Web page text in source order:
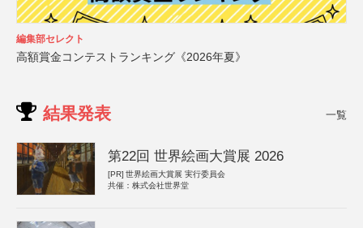
編集部セレクト
高額賞金コンテストランキング《2026年夏》
結果発表 一覧
第22回 世界絵画大賞展 2026
[PR] 世界絵画大賞展 実行委員会
共催：株式会社世界堂